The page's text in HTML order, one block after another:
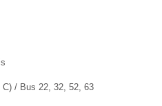
/ Bus 22, 32, 52, 63